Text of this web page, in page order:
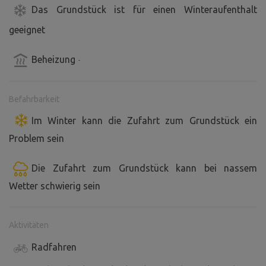
Das Grundstück ist für einen Winteraufenthalt
geeignet
Beheizung -
Befahrbarkeit
Im Winter kann die Zufahrt zum Grundstück ein
Problem sein
Die Zufahrt zum Grundstück kann bei nassem
Wetter schwierig sein
Aktivitäten
Radfahren